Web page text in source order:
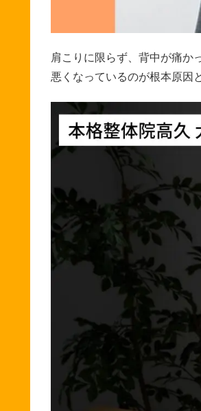
肩こりに限らず、背中が痛か
悪くなっているのが根本原因